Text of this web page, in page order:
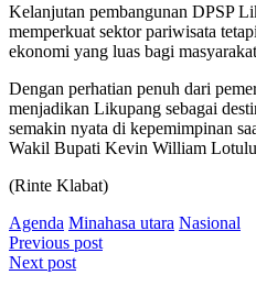
Kelanjutan pembangunan DPSP
memperkuat sektor pariwisata
ekonomi yang luas bagi
Dengan perhatian penuh dari
menjadikan Likupang sebagai
semakin nyata di kepemimpinan
Wakil Bupati Kevin William
(Rinte Klabat)
Agenda Minahasa utara Nasional
Navigasi
pos
Previous post
Next post